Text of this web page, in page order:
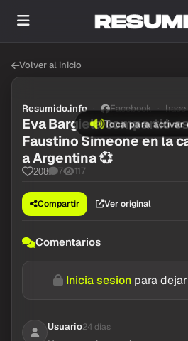
Volver al inicio
Toca para activar
Resumido.info Facebook
Eva Bargiela compartió
Faustino Simeone en la
a Argentina 💞
208 7 117
Compartir Ver original
Comentarios
Inicia sesion para
Usuario24 dias